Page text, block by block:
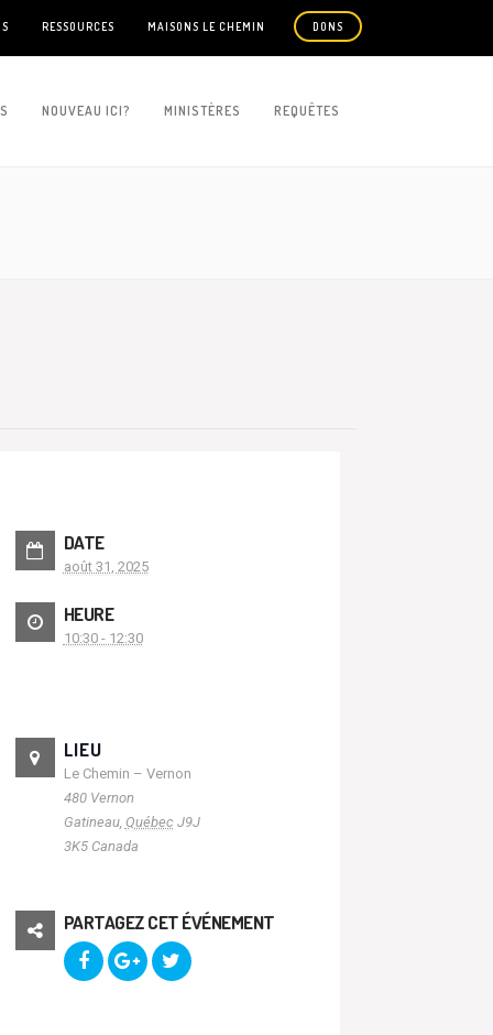
RESSOURCES MAISONS LE CHEMIN DONS
NOUVEAU ICI? MINISTÈRES REQUÊTES
DATE
août 31, 2025
HEURE
10:30 - 12:30
LIEU
Le Chemin – Vernon
480 Vernon
Gatineau, Québec J9J
3K5 Canada
PARTAGEZ CET ÉVÉNEMENT